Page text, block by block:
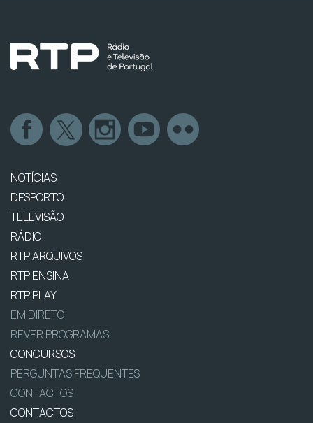
NOTÍCIAS
DESPORTO
TELEVISÃO
RÁDIO
RTP ARQUIVOS
RTP ENSINA
RTP PLAY
EM DIRETO
REVER PROGRAMAS
CONCURSOS
PERGUNTAS FREQUENTES
CONTACTOS
CONTACTOS